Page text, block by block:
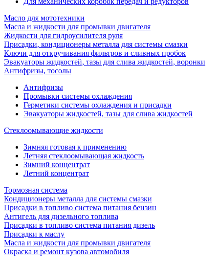
Масло для мототехники
Масла и жидкости для промывки двигателя
Жидкости для гидроусилителя руля
Присадки, кондиционеры металла для системы смазки
Ключи для откручивания фильтров и сливных пробок
Эвакуаторы жидкостей, тазы для слива жидкостей, воронки
Антифризы, тосолы
Антифризы
Промывки системы охлаждения
Герметики системы охлаждения и присадки
Эвакуаторы жидкостей, тазы для слива жидкостей
Стеклоомывающие жидкости
Зимняя готовая к применению
Летняя стеклоомывающая жидкость
Зимний концентрат
Летний концентрат
Тормозная система
Кондиционеры металла для системы смазки
Присадки в топливо система питания бензин
Антигель для дизельного топлива
Присадки в топливо система питания дизель
Присадки к маслу
Масла и жидкости для промывки двигателя
Окраска и ремонт кузова автомобиля